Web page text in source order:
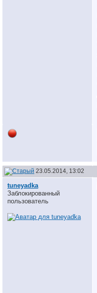
23.05.2014, 13:02
tuneyadka
Заблокированный
пользователь